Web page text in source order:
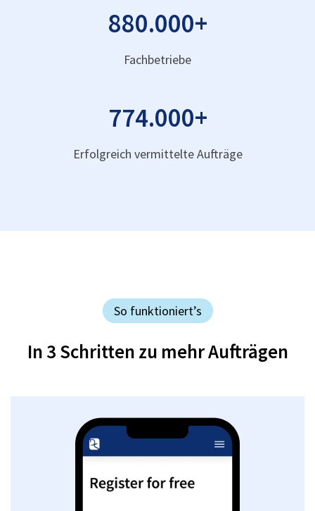
880.000+
Fachbetriebe
774.000+
Erfolgreich vermittelte Aufträge
So funktioniert’s
In 3 Schritten zu mehr Aufträgen